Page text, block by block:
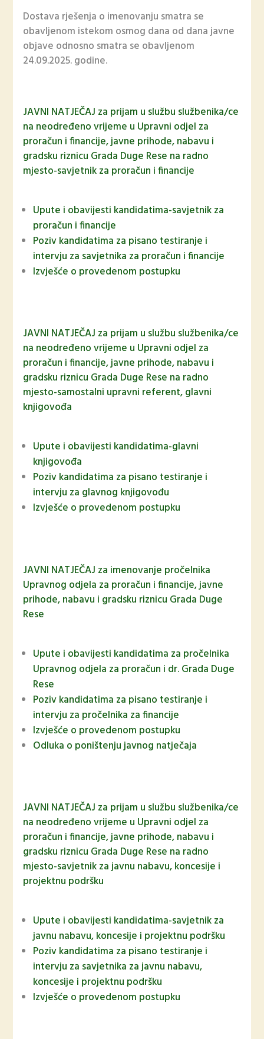
Dostava rješenja o imenovanju smatra se
obavljenom istekom osmog dana od dana javne
objave odnosno smatra se obavljenom
24.09.2025. godine.
JAVNI NATJEČAJ za prijam u službu službenika/ce
na neodređeno vrijeme u Upravni odjel za
proračun i financije, javne prihode, nabavu i
gradsku riznicu Grada Duge Rese na radno
mjesto-savjetnik za proračun i financije
Upute i obavijesti kandidatima-savjetnik za
proračun i financije
Poziv kandidatima za pisano testiranje i
intervju za savjetnika za proračun i financije
Izvješće o provedenom postupku
JAVNI NATJEČAJ za prijam u službu službenika/ce
na neodređeno vrijeme u Upravni odjel za
proračun i financije, javne prihode, nabavu i
gradsku riznicu Grada Duge Rese na radno
mjesto-samostalni upravni referent, glavni
knjigovođa
Upute i obavijesti kandidatima-glavni
knjigovođa
Poziv kandidatima za pisano testiranje i
intervju za glavnog knjigovođu
Izvješće o provedenom postupku
JAVNI NATJEČAJ za imenovanje pročelnika
Upravnog odjela za proračun i financije, javne
prihode, nabavu i gradsku riznicu Grada Duge
Rese
Upute i obavijesti kandidatima za pročelnika
Upravnog odjela za proračun i dr. Grada Duge
Rese
Poziv kandidatima za pisano testiranje i
intervju za pročelnika za financije
Izvješće o provedenom postupku
Odluka o poništenju javnog natječaja
JAVNI NATJEČAJ za prijam u službu službenika/ce
na neodređeno vrijeme u Upravni odjel za
proračun i financije, javne prihode, nabavu i
gradsku riznicu Grada Duge Rese na radno
mjesto-savjetnik za javnu nabavu, koncesije i
projektnu podršku
Upute i obavijesti kandidatima-savjetnik za
javnu nabavu, koncesije i projektnu podršku
Poziv kandidatima za pisano testiranje i
intervju za savjetnika za javnu nabavu,
koncesije i projektnu podršku
Izvješće o provedenom postupku